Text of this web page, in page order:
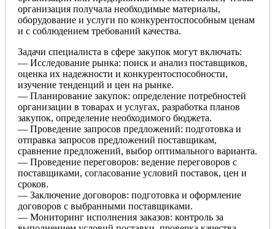
организация получала необходимые материалы,
оборудование и услуги по конкурентоспособным ценам
и с соблюдением требований качества.
Задачи специалиста в сфере закупок могут включать:
— Исследование рынка: поиск и анализ поставщиков,
оценка их надежности и конкурентоспособности,
изучение тенденций и цен на рынке.
— Планирование закупок: определение потребностей
организации в товарах и услугах, разработка планов
закупок, определение необходимого бюджета.
— Проведение запросов предложений: подготовка и
отправка запросов предложений поставщикам,
сравнение предложений, выбор оптимального варианта.
— Проведение переговоров: ведение переговоров с
поставщиками, согласование условий поставок, цен и
сроков.
— Заключение договоров: подготовка и оформление
договоров с выбранными поставщиками.
— Мониторинг исполнения заказов: контроль за